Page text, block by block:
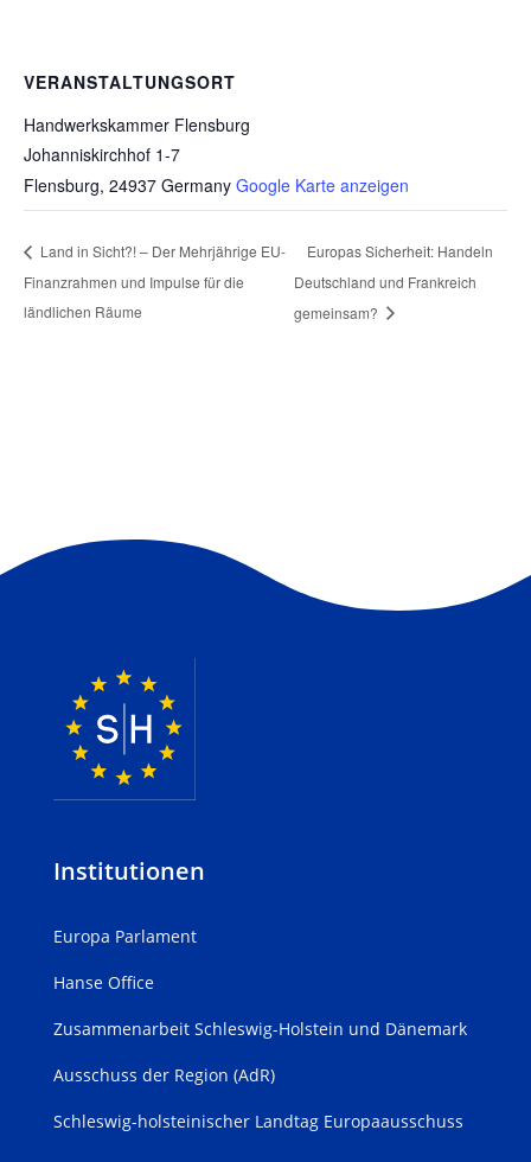
VERANSTALTUNGSORT
Handwerkskammer Flensburg
Johanniskirchhof 1-7
Flensburg, 24937 Germany Google Karte anzeigen
Land in Sicht?! – Der Mehrjährige EU-
Finanzrahmen und Impulse für die
ländlichen Räume
Europas Sicherheit: Handeln
Deutschland und Frankreich
gemeinsam?
Institutionen
Europa Parlament
Hanse Office
Zusammenarbeit Schleswig-Holstein und Dänemark
Ausschuss der Region (AdR)
Schleswig-holsteinischer Landtag Europaausschuss